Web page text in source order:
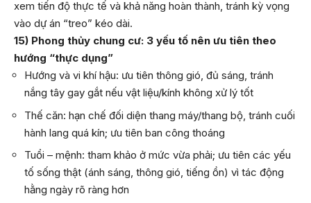
xem tiến độ thực tế và khả năng hoàn thành, tránh kỳ vọng
vào dự án “treo” kéo dài.
15) Phong thủy chung cư: 3 yếu tố nên ưu tiên theo
hướng “thực dụng”
Hướng và vi khí hậu: ưu tiên thông gió, đủ sáng, tránh
nắng tây gay gắt nếu vật liệu/kính không xử lý tốt
Thế căn: hạn chế đối diện thang máy/thang bộ, tránh cuối
hành lang quá kín; ưu tiên ban công thoáng
Tuổi – mệnh: tham khảo ở mức vừa phải; ưu tiên các yếu
tố sống thật (ánh sáng, thông gió, tiếng ồn) vì tác động
hằng ngày rõ ràng hơn